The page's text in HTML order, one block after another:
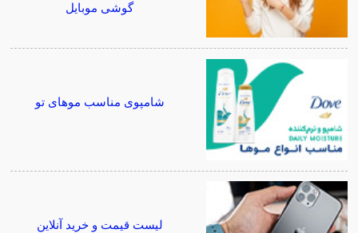
گوشی موبایل
شامپوی مناسب موهای تو
لیست قیمت و خرید آنلاین